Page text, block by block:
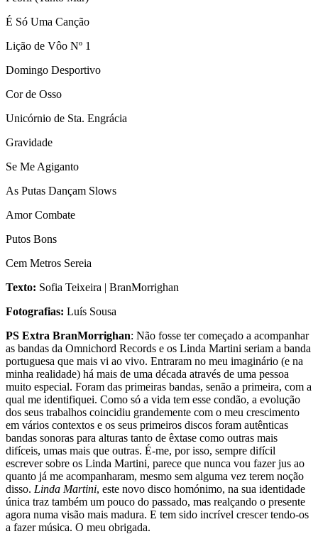
É Só Uma Canção
Lição de Vôo Nº 1
Domingo Desportivo
Cor de Osso
Unicórnio de Sta. Engrácia
Gravidade
Se Me Agiganto
As Putas Dançam Slows
Amor Combate
Putos Bons
Cem Metros Sereia
Texto: Sofia Teixeira | BranMorrighan
Fotografias: Luís Sousa
PS Extra BranMorrighan: Não fosse ter começado a acompanhar
as bandas da Omnichord Records e os Linda Martini seriam a banda
portuguesa que mais vi ao vivo. Entraram no meu imaginário (e na
minha realidade) há mais de uma década através de uma pessoa
muito especial. Foram das primeiras bandas, senão a primeira, com a
qual me identifiquei. Como só a vida tem esse condão, a evolução
dos seus trabalhos coincidiu grandemente com o meu crescimento
em vários contextos e os seus primeiros discos foram autênticas
bandas sonoras para alturas tanto de êxtase como outras mais
difíceis, umas mais que outras. É-me, por isso, sempre difícil
escrever sobre os Linda Martini, parece que nunca vou fazer jus ao
quanto já me acompanharam, mesmo sem alguma vez terem noção
disso. Linda Martini, este novo disco homónimo, na sua identidade
única traz também um pouco do passado, mas realçando o presente
agora numa visão mais madura. E tem sido incrível crescer tendo-os
a fazer música. O meu obrigada.